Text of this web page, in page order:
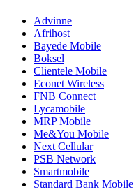
Advinne
Afrihost
Bayede Mobile
Boksel
Clientele Mobile
Econet Wireless
FNB Connect
Lycamobile
MRP Mobile
Me&You Mobile
Next Cellular
PSB Network
Smartmobile
Standard Bank Mobile